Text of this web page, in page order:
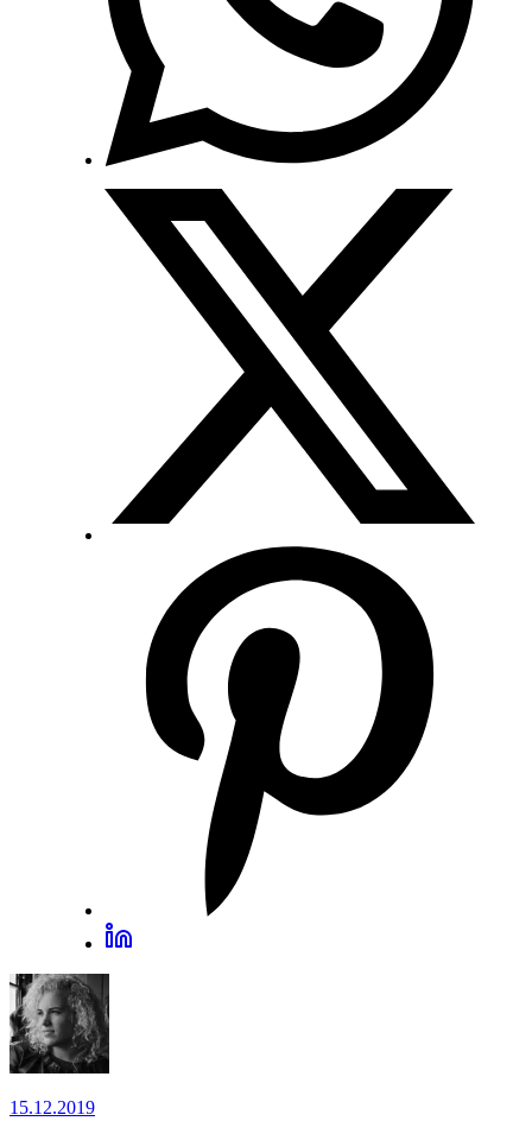
15.12.2019